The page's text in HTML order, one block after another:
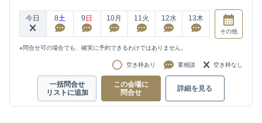
今日 8土 9 日 10月 11火 12水 13木
その他
※問合せ可の場合でも、確実に予約できるわけではありません。
空き枠あり 要相談 空き枠なし
一括問合せ
リストに追加
この会場に
問合せ
詳細を見る